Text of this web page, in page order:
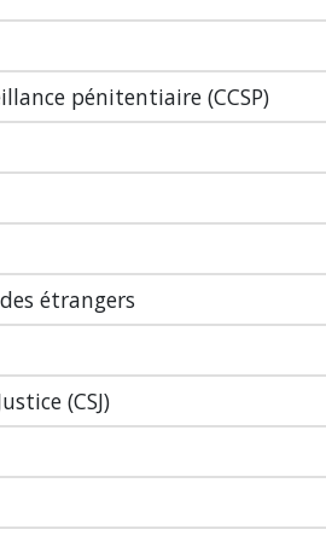
pénitentiaire (CCSP)
étrangers
(CSJ)